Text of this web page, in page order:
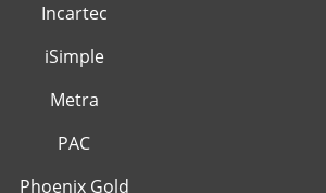
Incartec
iSimple
Metra
PAC
Phoenix Gold